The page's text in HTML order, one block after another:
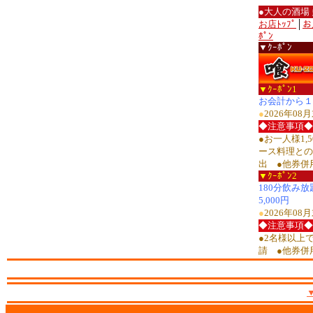
●大人の酒場
お店ﾄｯﾌﾟ
ﾎﾟﾝ
▼ｸｰﾎﾟﾝ
▼ｸｰﾎﾟﾝ1
お会計から
●2026年08
◆注意事項◆
●お一人様
ース料理と
出 ●他券併
▼ｸｰﾎﾟﾝ2
180分飲み放
5,000円
●2026年08
◆注意事項◆
●2名様以上
請 ●他券併